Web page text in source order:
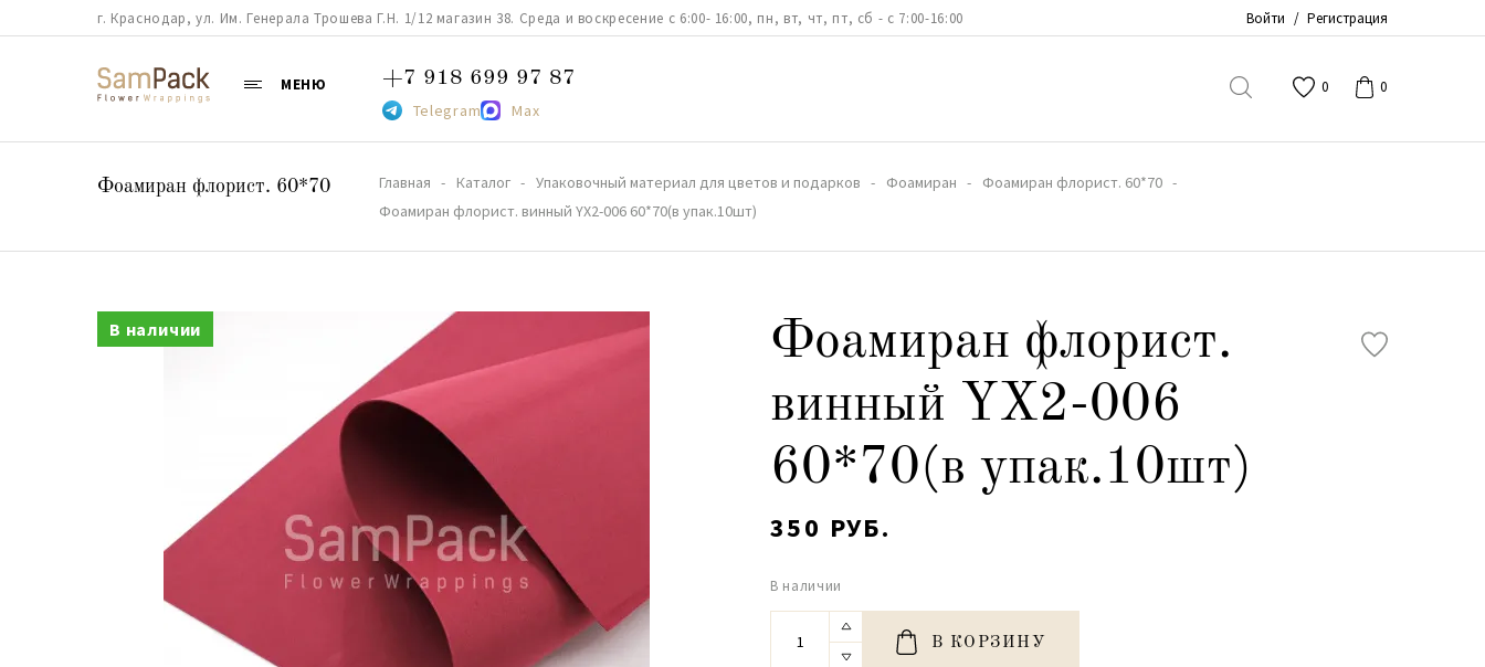
г. Краснодар, ул. Им. Генерала Трошева Г.Н. 1/12 магазин 38. Среда и воскресение с 6:00- 16:00, пн, вт, чт, пт, сб - с 7:00-16:00 Войти / Регистрация
МЕНЮ +7 918 699 97 87
Telegram Max
0 0
Фоамиран флорист. 60*70 Главная Каталог Упаковочный материал для цветов и подарков Фоамиран
Фоамиран флорист. 60*70
Фоамиран флорист. винный YX2-006 60*70(в упак.10шт)
В наличии
Фоамиран флорист.
винный YX2-006
60*70(в упак.10шт)
350 РУБ.
В наличии
В КОРЗИНУ